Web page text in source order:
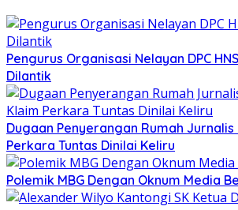
Pengurus Organisasi Nelayan DPC
Dilantik
Dugaan Penyerangan Rumah Jurnalis
Perkara Tuntas Dinilai Keliru
Polemik MBG Dengan Oknum Media